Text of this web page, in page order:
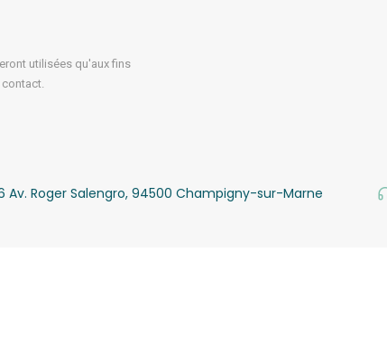
utilisées qu'aux fins
Av. Roger Salengro, 94500 Champigny-sur-Marne